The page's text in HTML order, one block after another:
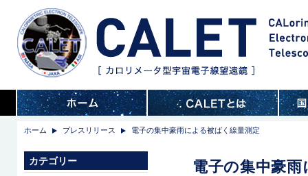
ホーム プレスリリース 電子の集中豪雨による被ばく線量測定
電子の集中豪
カテゴリー